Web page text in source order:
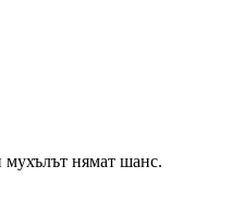
нямат шанс.